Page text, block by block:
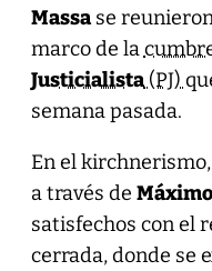
Massase
marco de la
Justicialista(PJ)
semana pasada.
En el
a través de
satisfechos con el
cerrada, donde se